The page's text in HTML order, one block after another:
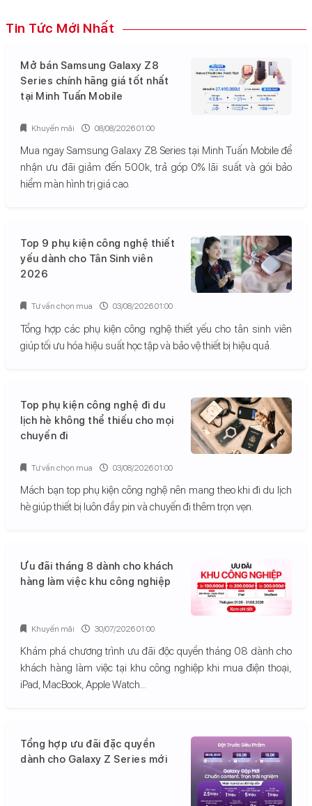
Tin Tức Mới Nhất
Mở bán Samsung Galaxy Z8
Series chính hãng giá tốt nhất
tại Minh Tuấn Mobile
Mua ngay Samsung Galaxy Z8 Series tại Minh Tuấn Mobile để
nhận ưu đãi giảm đến 500k, trả góp 0% lãi suất và gói bảo
hiểm màn hình trị giá cao.
Khuyến mãi 08/08/2026 01:00
Top 9 phụ kiện công nghệ thiết
yếu dành cho Tân Sinh viên
2026
Tổng hợp các phụ kiện công nghệ thiết yếu cho tân sinh viên
giúp tối ưu hóa hiệu suất học tập và bảo vệ thiết bị hiệu quả.
Tư vấn chọn mua 03/08/2026 01:00
Top phụ kiện công nghệ đi du
lịch hè không thể thiếu cho mọi
chuyến đi
Mách bạn top phụ kiện công nghệ nên mang theo khi đi du lịch
hè giúp thiết bị luôn đầy pin và chuyến đi thêm trọn vẹn.
Tư vấn chọn mua 03/08/2026 01:00
Ưu đãi tháng 8 dành cho khách
hàng làm việc khu công nghiệp
Khám phá chương trình ưu đãi độc quyền tháng 08 dành cho
khách hàng làm việc tại khu công nghiệp khi mua điện thoại,
iPad, MacBook, Apple Watch...
Khuyến mãi 30/07/2026 01:00
Tổng hợp ưu đãi đặc quyền
dành cho Galaxy Z Series mới